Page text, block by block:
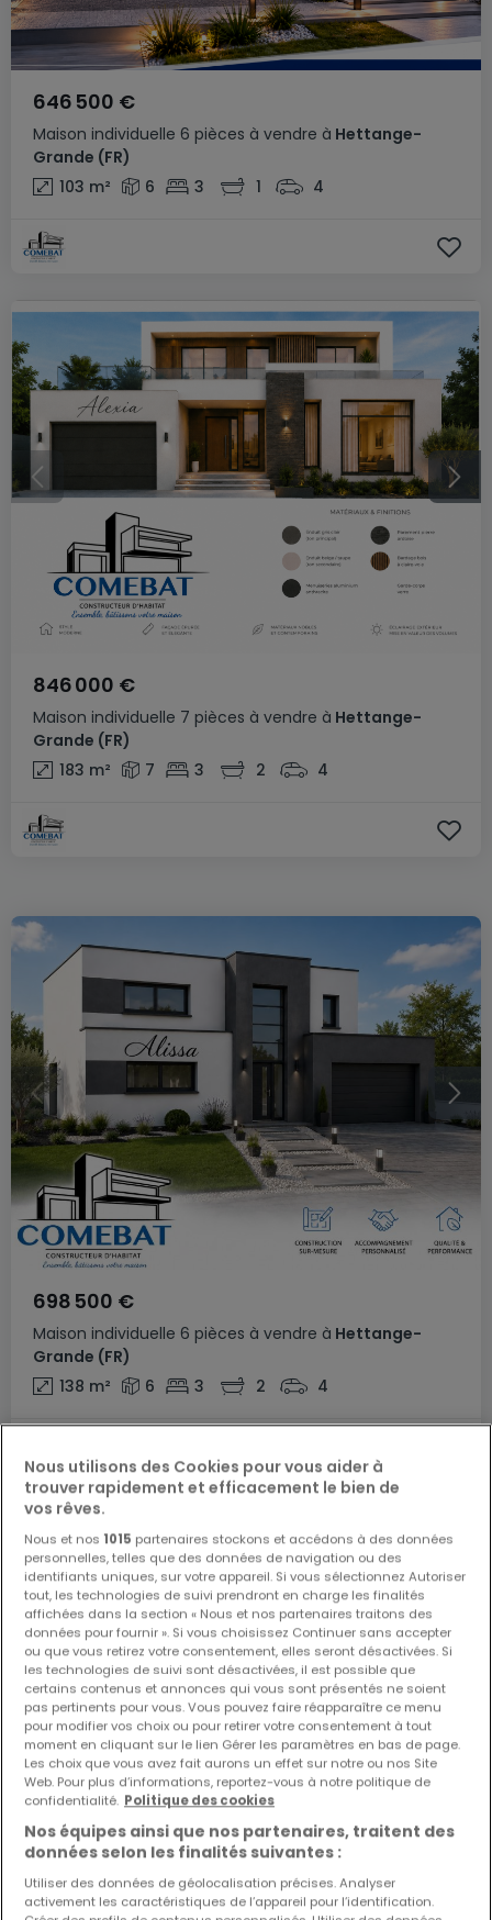
Maison individuelle 6 pièces à vendre à Hettange-
Grande (FR)
646 500 €
103 m² 6 3 1 4
Maison individuelle 7 pièces à vendre à Hettange-
Grande (FR)
846 000 €
183 m² 7 3 2 4
Maison individuelle 6 pièces à vendre à Hettange-
Grande (FR)
698 500 €
138 m² 6 3 2 4
363 000 €
Nous utilisons des Cookies pour vous aider à
trouver rapidement et efficacement le bien de
vos rêves.
Nous et nos 1015 partenaires stockons et accédons à des données
personnelles, telles que des données de navigation ou des
identifiants uniques, sur votre appareil. Si vous sélectionnez Autoriser
tout, les technologies de suivi prendront en charge les finalités
affichées dans la section « Nous et nos partenaires traitons des
données pour fournir ». Si vous choisissez Continuer sans accepter
ou que vous retirez votre consentement, elles seront désactivées. Si
les technologies de suivi sont désactivées, il est possible que
certains contenus et annonces qui vous sont présentés ne soient
pas pertinents pour vous. Vous pouvez faire réapparaître ce menu
pour modifier vos choix ou pour retirer votre consentement à tout
moment en cliquant sur le lien Gérer les paramètres en bas de page.
Les choix que vous avez fait aurons un effet sur notre ou nos Site
Web. Pour plus d’informations, reportez-vous à notre politique de
confidentialité. Politique des cookies
Nos équipes ainsi que nos partenaires, traitent des
données selon les finalités suivantes :
Utiliser des données de géolocalisation précises. Analyser
activement les caractéristiques de l’appareil pour l’identification.